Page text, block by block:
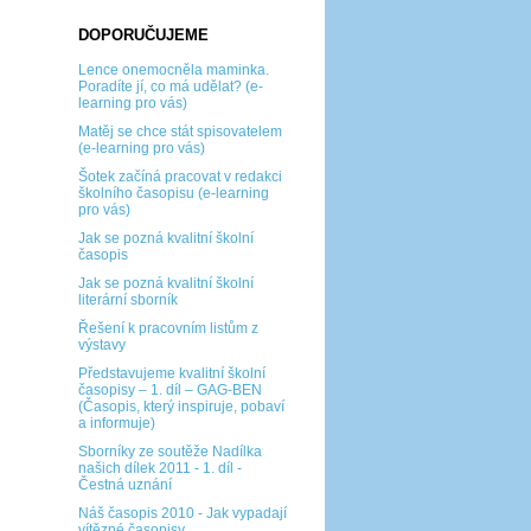
DOPORUČUJEME
Lence onemocněla maminka.
Poradíte jí, co má udělat? (e-
learning pro vás)
Matěj se chce stát spisovatelem
(e-learning pro vás)
Šotek začíná pracovat v redakci
školního časopisu (e-learning
pro vás)
Jak se pozná kvalitní školní
časopis
Jak se pozná kvalitní školní
literární sborník
Řešení k pracovním listům z
výstavy
Představujeme kvalitní školní
časopisy – 1. díl – GAG-BEN
(Časopis, který inspiruje, pobaví
a informuje)
Sborníky ze soutěže Nadílka
našich dílek 2011 - 1. díl -
Čestná uznání
Náš časopis 2010 - Jak vypadají